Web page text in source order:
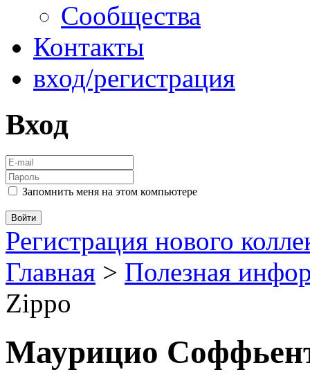
Сообщества
Контакты
вход/регистрация
Вход
Запомнить меня на этом компьютере
Регистрация нового
Главная > Полезная
Zippo
Маурицио